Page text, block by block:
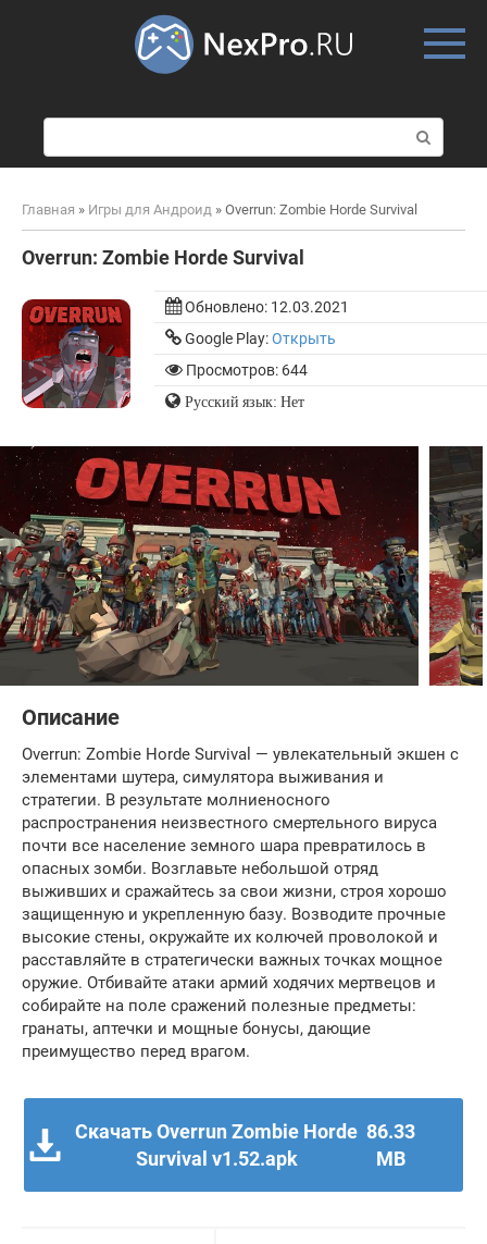
о
и
к
Главная » Игры для Андроид » Overrun: Zombie Horde Survival
Overrun: Zombie Horde Survival
Обновлено: 12.03.2021
Google Play:Открыть
Просмотров: 644
Русский язык: Нет
Описание
Overrun: Zombie Horde Survival — увлекательный экшен с
элементами шутера, симулятора выживания и
стратегии. В результате молниеносного
распространения неизвестного смертельного вируса
почти все население земного шара превратилось в
опасных зомби. Возглавьте небольшой отряд
выживших и сражайтесь за свои жизни, строя хорошо
защищенную и укрепленную базу. Возводите прочные
высокие стены, окружайте их колючей проволокой и
расставляйте в стратегически важных точках мощное
оружие. Отбивайте атаки армий ходячих мертвецов и
собирайте на поле сражений полезные предметы:
гранаты, аптечки и мощные бонусы, дающие
преимущество перед врагом.
Скачать Overrun Zombie Horde
Survival v1.52.apk
86.33
MB